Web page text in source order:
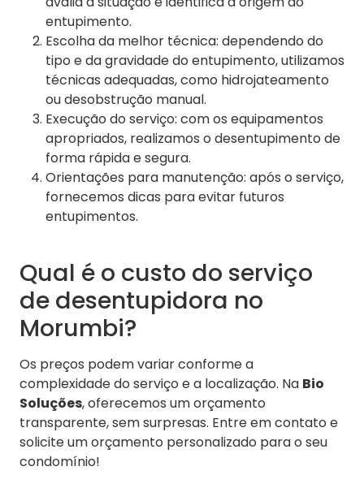
entupimento.
Escolha da melhor técnica: dependendo do
tipo e da gravidade do entupimento, utilizamos
técnicas adequadas, como hidrojateamento
ou desobstrução manual.
Execução do serviço: com os equipamentos
apropriados, realizamos o desentupimento de
forma rápida e segura.
Orientações para manutenção: após o serviço,
fornecemos dicas para evitar futuros
entupimentos.
Qual é o custo do serviço
de desentupidora no
Morumbi?
Os preços podem variar conforme a
complexidade do serviço e a localização. Na Bio
Soluções, oferecemos um orçamento
transparente, sem surpresas. Entre em contato e
solicite um orçamento personalizado para o seu
condomínio!